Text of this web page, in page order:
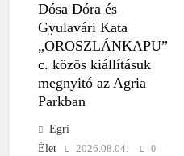
Dósa Dóra és
Gyulavári Kata
„OROSZLÁNKAPU”
c. közös kiállításuk
megnyitó az Agria
Parkban
Egri
Élet
2026.08.04. 0